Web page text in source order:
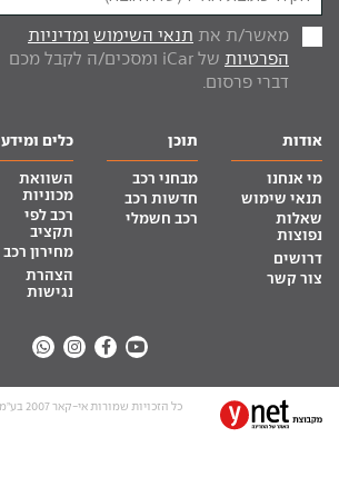
מאשר/ת את תנאי השימוש ומדיניות
הפרטיות
של iCar ומסכים/ה לקבל מכם
דברי פרסום.
אודות
מי אנחנו
תנאי שימוש
שאלות
נפוצות
דרושים
צור קשר
תוכן
מבחני רכב
חדשות רכב
רכב חשמלי
כלים ומידע
השוואת
מכוניות
רכב לפי
תקציב
מחירון רכב
הצהרת
נגישות
כל הזכויות שמורות אי-קאר 2007 בע”מ